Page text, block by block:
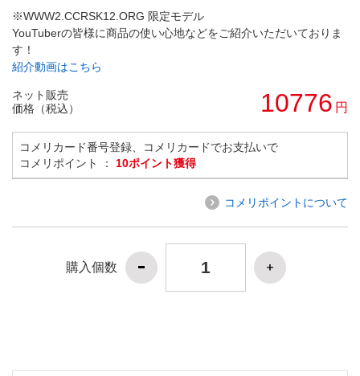
※WWW2.CCRSK12.ORG 限定モデル
YouTuberの皆様に商品の使い心地などをご紹介いただいておりま
す！
紹介動画はこちら
ネット販売
価格（税込）
10776 円
コメリカード番号登録、コメリカードでお支払いで
コメリポイント ： 10ポイント獲得
コメリポイントについて
購入個数